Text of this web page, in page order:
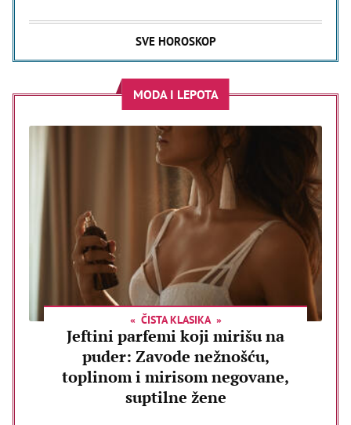
SVE HOROSKOP
MODA I LEPOTA
ČISTA KLASIKA
Jeftini parfemi koji mirišu na
puder: Zavode nežnošću,
toplinom i mirisom negovane,
suptilne žene